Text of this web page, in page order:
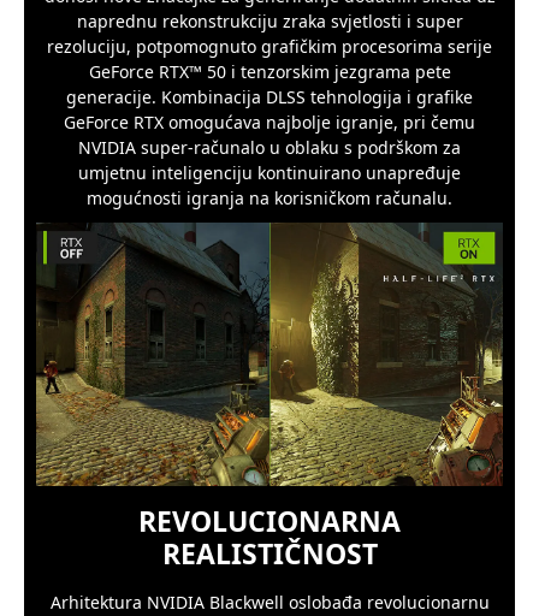
naprednu rekonstrukciju zraka svjetlosti i super
rezoluciju, potpomognuto grafičkim procesorima serije
GeForce RTX™ 50 i tenzorskim jezgrama pete
generacije. Kombinacija DLSS tehnologija i grafike
GeForce RTX omogućava najbolje igranje, pri čemu
NVIDIA super-računalo u oblaku s podrškom za
umjetnu inteligenciju kontinuirano unapređuje
mogućnosti igranja na korisničkom računalu.
REVOLUCIONARNA
REALISTIČNOST
Arhitektura NVIDIA Blackwell oslobađa revolucionarnu